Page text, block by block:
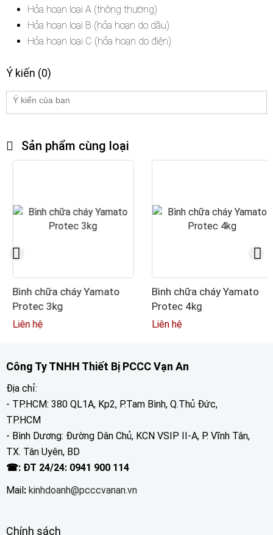
Hỏa hoạn loại A (thông thường)
Hỏa hoạn loại B (hỏa hoạn do dầu)
Hỏa hoạn loại C (hỏa hoạn do điện)
Ý kiến (0)
Sản phẩm cùng loại
Bình chữa cháy Yamato
Protec 3kg
Liên hệ
Bình chữa cháy Yamato
Protec 4kg
Liên hệ
Công Ty TNHH Thiết Bị PCCC Vạn An
Địa chỉ:
- TP.HCM: 380 QL1A, Kp2, P.Tam Bình, Q.Thủ Đức,
TP.HCM
- Bình Dương: Đường Dân Chủ, KCN VSIP II-A, P. Vĩnh Tân,
TX. Tân Uyên, BD
☎: ĐT 24/24: 0941 900 114
Mail: kinhdoanh@pcccvanan.vn
Chính sách